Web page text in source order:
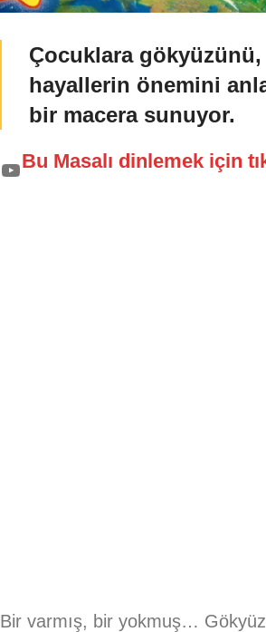
Çocuklara gökyüzünü,
hayallerin önemini
bir macera sunuyor.
Bu Masalı dinlemek için
Bir varmış, bir yokmuş…